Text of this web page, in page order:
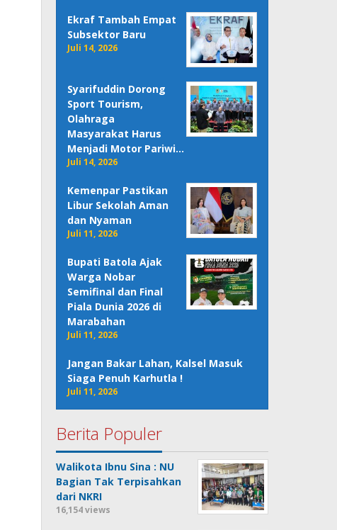
Ekraf Tambah Empat
Subsektor Baru
Juli 14, 2026
Syarifuddin Dorong
Sport Tourism,
Olahraga
Masyarakat Harus
Menjadi Motor Pariwi…
Juli 14, 2026
Kemenpar Pastikan
Libur Sekolah Aman
dan Nyaman
Juli 11, 2026
Bupati Batola Ajak
Warga Nobar
Semifinal dan Final
Piala Dunia 2026 di
Marabahan
Juli 11, 2026
Jangan Bakar Lahan, Kalsel Masuk
Siaga Penuh Karhutla !
Juli 11, 2026
Berita Populer
Walikota Ibnu Sina : NU
Bagian Tak Terpisahkan
dari NKRI
16,154 views